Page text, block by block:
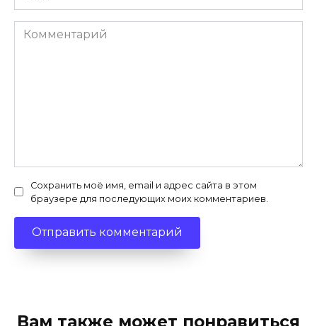
Комментарий
Сохранить моё имя, email и адрес сайта в этом
браузере для последующих моих комментариев.
Вам также может понравиться